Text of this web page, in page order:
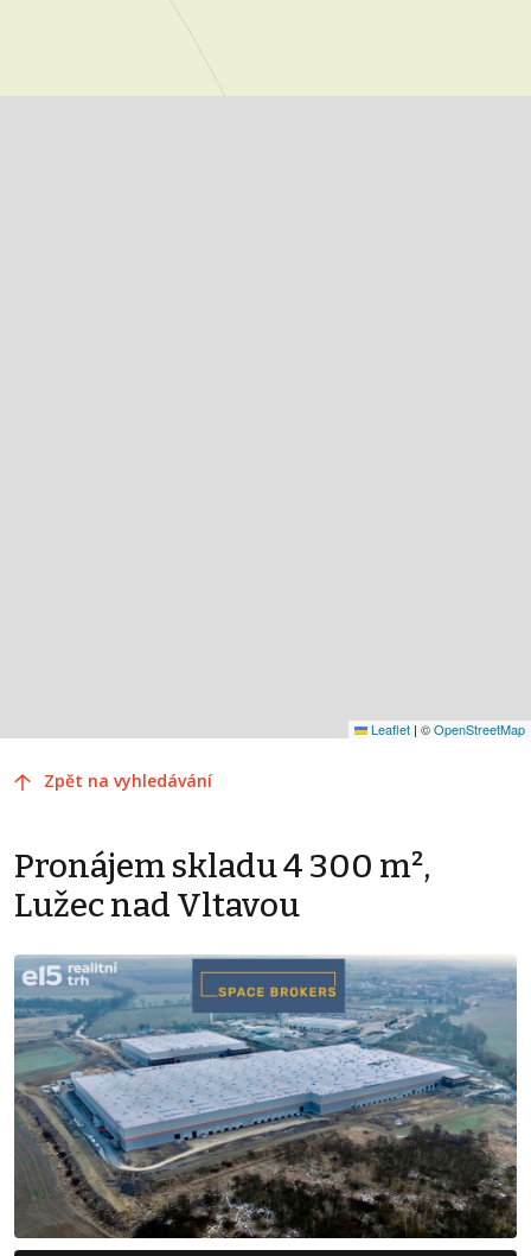
Leaflet | ©OpenStreetMap
Zpět na vyhledávání
Pronájem skladu 4 300 m²,
Lužec nad Vltavou